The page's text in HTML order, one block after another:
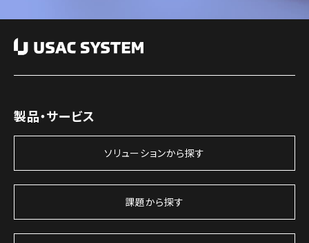
製品・サービス
ソリューションから探す
課題から探す